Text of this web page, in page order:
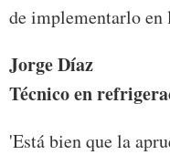
de implementarlo en
Jorge Díaz
Técnico en
'Está bien que la